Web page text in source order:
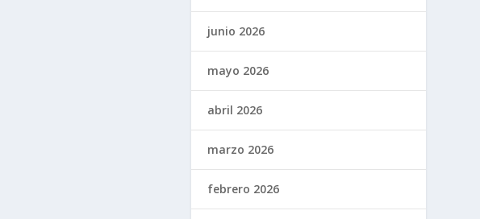
junio 2026
mayo 2026
abril 2026
marzo 2026
febrero 2026